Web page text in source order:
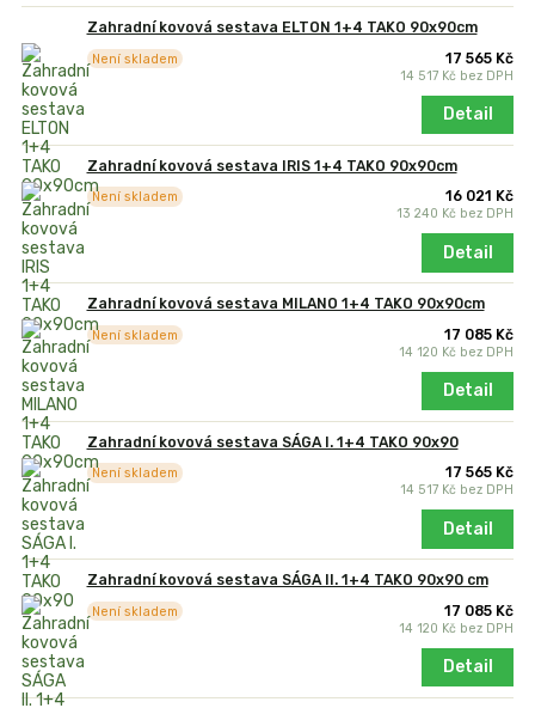
Zahradní kovová sestava ELTON 1+4 TAKO 90x90cm
17 565 Kč
14 517 Kč bez DPH
Není skladem
Detail
Zahradní kovová sestava IRIS 1+4 TAKO 90x90cm
16 021 Kč
13 240 Kč bez DPH
Není skladem
Detail
Zahradní kovová sestava MILANO 1+4 TAKO 90x90cm
17 085 Kč
14 120 Kč bez DPH
Není skladem
Detail
Zahradní kovová sestava SÁGA I. 1+4 TAKO 90x90
17 565 Kč
14 517 Kč bez DPH
Není skladem
Detail
Zahradní kovová sestava SÁGA II. 1+4 TAKO 90x90 cm
17 085 Kč
14 120 Kč bez DPH
Není skladem
Detail